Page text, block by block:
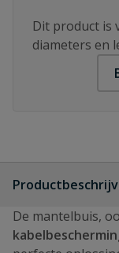
Dit product is
diameters en
De mantelbuis,